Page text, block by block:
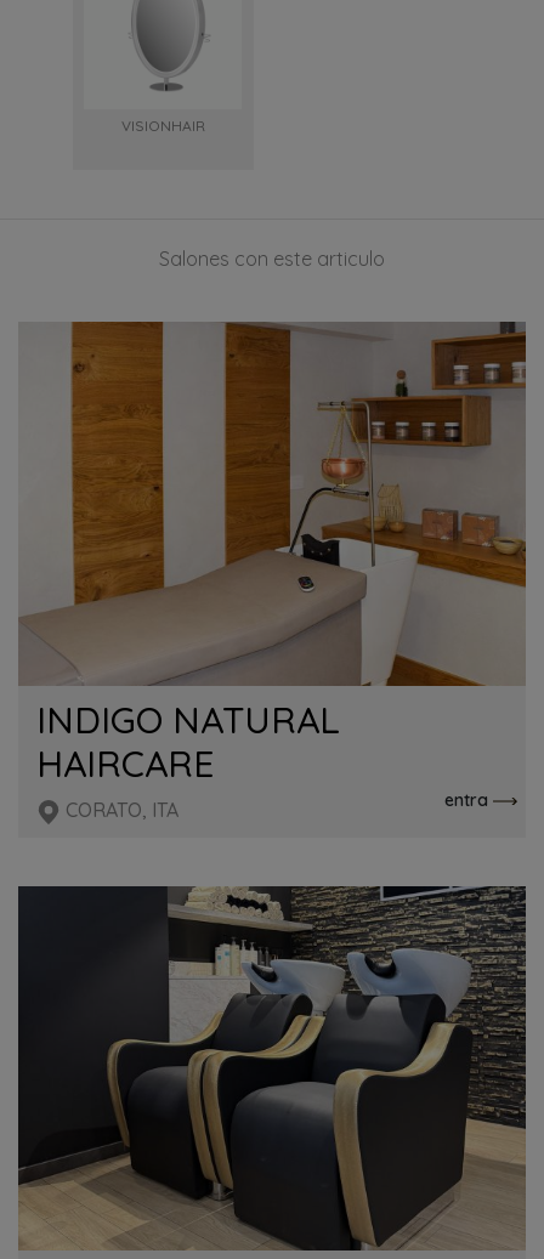
VISIONHAIR
Salones con este articulo
INDIGO NATURAL
HAIRCARE
CORATO, ITA entra